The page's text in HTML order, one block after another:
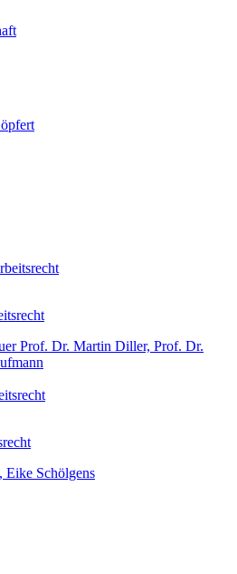
Prof. Dr. Martin Diller, Prof. Dr.
Eike Schölgens